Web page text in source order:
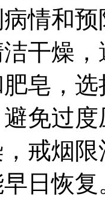
情和
干燥
皂，
免过
戒烟
日恢复